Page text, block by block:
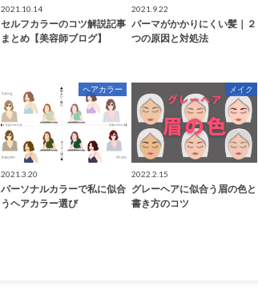
2021.10.14
セルフカラーのコツ解説記事
まとめ【美容師ブログ】
2021.9.22
パーマがかかりにくい髪｜２
つの原因と対処法
ヘアカラー
2021.3.20
パーソナルカラーで私に似合
うヘアカラー選び
メイク
2022.2.15
グレーヘアに似合う眉の色と
書き方のコツ